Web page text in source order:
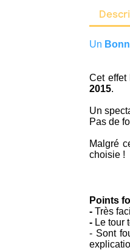
Un
Cet effet
2015.
Un
Pas de
Malgré
choisie !
Points
- Très
- Le tour
- Sont